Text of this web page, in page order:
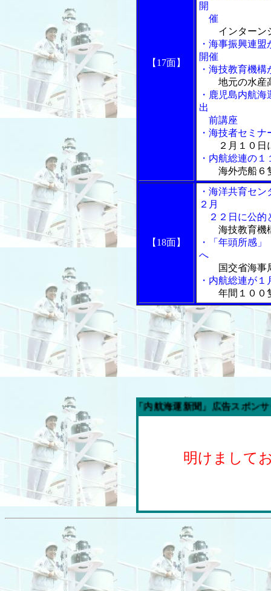
【17面】
開
催
インターン
・海事振興連
開催
・海技教育機
地元の水産
・鹿児島内航
出
前講座
・海技者セミ
２月１０
・内航総連の
海外売船６
【18面】
・海洋共育セ
２月
２２日に公的
海技教育機
・「年頭所感
へ
国交省海
・内航総連が
年間１００
今週の「内航海運新聞」広告スポンサー企業
明けまして